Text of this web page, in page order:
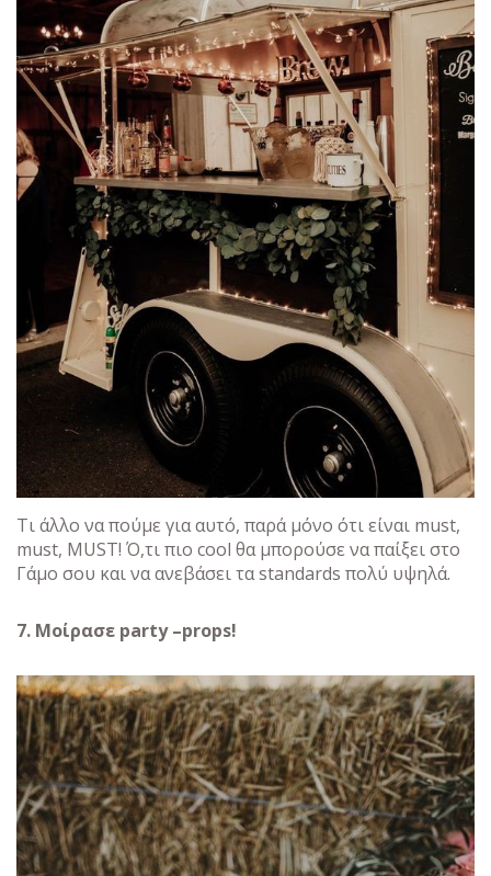
Τι άλλο να πούμε για αυτό, παρά μόνο ότι είναι must,
must, MUST! Ό,τι πιο cool θα μπορούσε να παίξει στο
Γάμο σου και να ανεβάσει τα standards πολύ υψηλά.
7. Μοίρασε party –props!